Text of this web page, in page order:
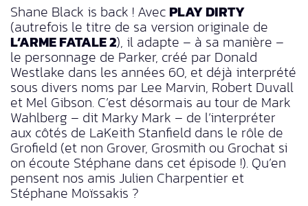
Shane Black is back ! AvecPLAY DIRTY
(autrefois le titre de sa version originale de
L’ARME FATALE 2), il adapte – à sa manière –
le personnage de Parker, créé par Donald
Westlake dans les années 60, et déjà interprété
sous divers noms par Lee Marvin, Robert Duvall
et Mel Gibson. C’est désormais au tour de Mark
Wahlberg – dit Marky Mark – de l’interpréter
aux côtés de LaKeith Stanfield dans le rôle de
Grofield (et non Grover, Grosmith ou Grochat si
on écoute Stéphane dans cet épisode !). Qu’en
pensent nos amis Julien Charpentier et
Stéphane Moïssakis ?